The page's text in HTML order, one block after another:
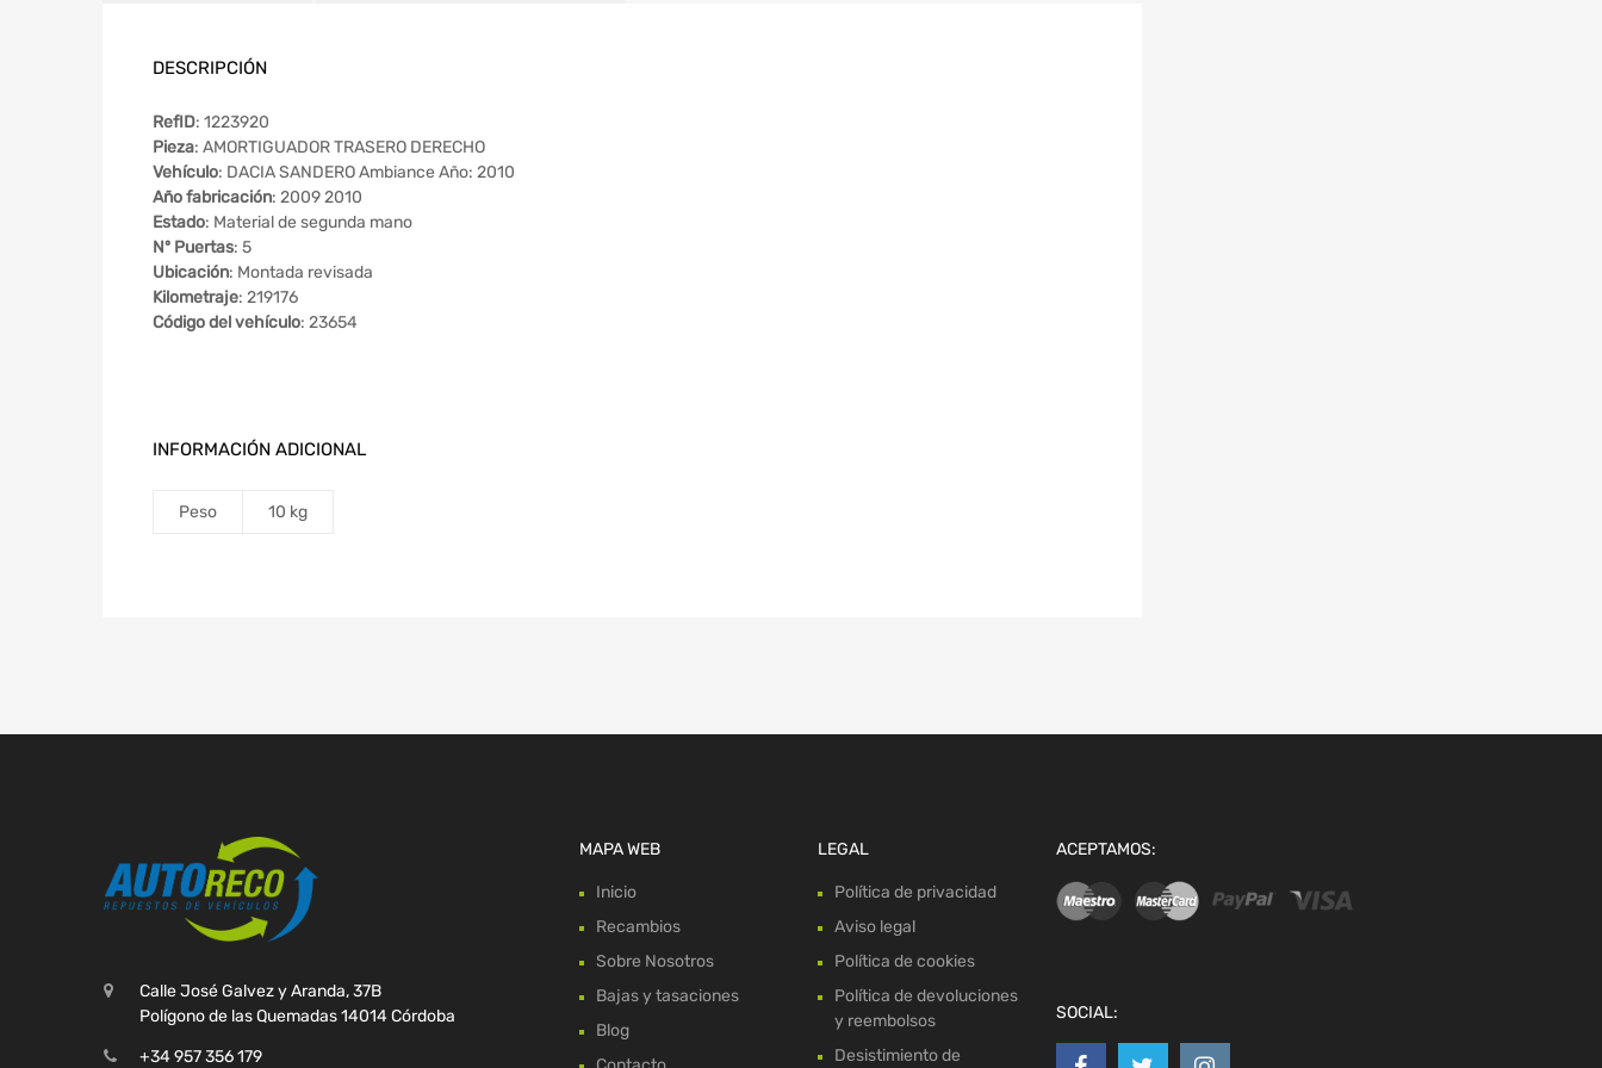
DESCRIPCIÓN
RefID: 1223920
Pieza: AMORTIGUADOR TRASERO DERECHO
Vehículo: DACIA SANDERO Ambiance Año: 2010
Año fabricación: 2009 2010
Estado: Material de segunda mano
Nº Puertas: 5
Ubicación: Montada revisada
Kilometraje: 219176
Código del vehículo: 23654
INFORMACIÓN ADICIONAL
Peso 10 kg
Calle José Galvez y Aranda, 37B
Polígono de las Quemadas 14014 Córdoba
+34 957 356 179
MAPA WEB
Inicio
Recambios
Sobre Nosotros
Bajas y tasaciones
Blog
LEGAL
Política de privacidad
Aviso legal
Política de cookies
Política de devoluciones
y reembolsos
Desistimiento de
ACEPTAMOS:
SOCIAL: